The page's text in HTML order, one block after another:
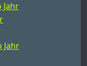
Jahr
Jahr